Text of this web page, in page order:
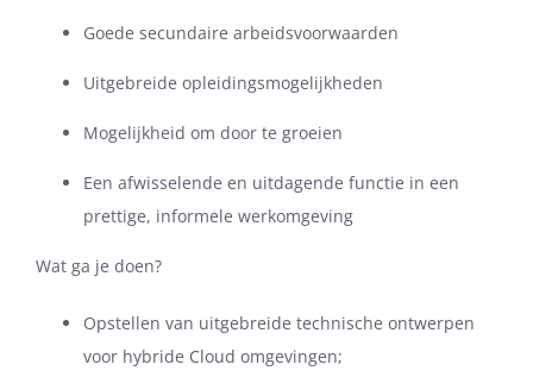
Goede secundaire arbeidsvoorwaarden
Uitgebreide opleidingsmogelijkheden
Mogelijkheid om door te groeien
Een afwisselende en uitdagende functie in een
prettige, informele werkomgeving
Wat ga je doen?
Opstellen van uitgebreide technische ontwerpen
voor hybride Cloud omgevingen;